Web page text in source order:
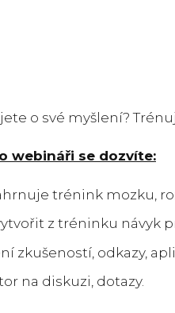
o své myšlení?
webináři se dozvíte:
trénink mozku,
z tréninku návyk
zkušeností, odkazy,
na diskuzi, dotazy.